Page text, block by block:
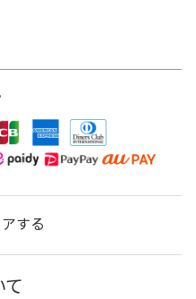
する